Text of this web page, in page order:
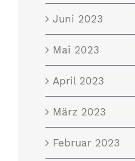
Juni 2023
Mai 2023
April 2023
März 2023
Februar 2023